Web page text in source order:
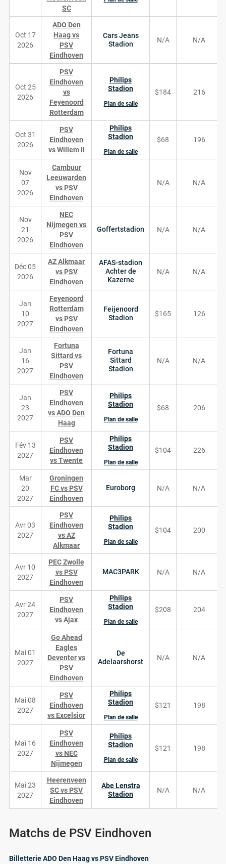
SC
Oct 17
2026
ADO Den
Haag vs
PSV
Eindhoven
Cars Jeans
Stadion
N/A N/A
Oct 25
2026
PSV
Eindhoven
vs
Feyenoord
Rotterdam
Philips
Stadion
Plan de salle
$184 216
Oct 31
2026
PSV
Eindhoven
vs Willem II
Philips
Stadion
Plan de salle
$68 196
Nov
07
2026
Cambuur
Leeuwarden
vs PSV
Eindhoven
N/A N/A
Nov
21
2026
NEC
Nijmegen vs
PSV
Eindhoven
Goffertstadion N/A N/A
Déc 05
2026
AZ Alkmaar
vs PSV
Eindhoven
AFAS-stadion
Achter de
Kazerne
N/A N/A
Jan
10
2027
Feyenoord
Rotterdam
vs PSV
Eindhoven
Feijenoord
Stadion
$165 126
Jan
16
2027
Fortuna
Sittard vs
PSV
Eindhoven
Fortuna
Sittard
Stadion
N/A N/A
Jan
23
2027
PSV
Eindhoven
vs ADO Den
Haag
Philips
Stadion
Plan de salle
$68 206
Fév 13
2027
PSV
Eindhoven
vs Twente
Philips
Stadion
Plan de salle
$104 226
Mar
20
2027
Groningen
FC vs PSV
Eindhoven
Euroborg N/A N/A
Avr 03
2027
PSV
Eindhoven
vs AZ
Alkmaar
Philips
Stadion
Plan de salle
$104 200
Avr 10
2027
PEC Zwolle
vs PSV
Eindhoven
MAC3PARK N/A N/A
Avr 24
2027
PSV
Eindhoven
vs Ajax
Philips
Stadion
Plan de salle
$208 204
Mai 01
2027
Go Ahead
Eagles
Deventer vs
PSV
Eindhoven
De
Adelaarshorst
N/A N/A
Mai 08
2027
PSV
Eindhoven
vs Excelsior
Philips
Stadion
Plan de salle
$121 198
Mai 16
2027
PSV
Eindhoven
vs NEC
Nijmegen
Philips
Stadion
Plan de salle
$121 198
Mai 23
2027
Heerenveen
SC vs PSV
Eindhoven
Abe Lenstra
Stadion
N/A N/A
Matchs de PSV Eindhoven
Billetterie ADO Den Haag vs PSV Eindhoven